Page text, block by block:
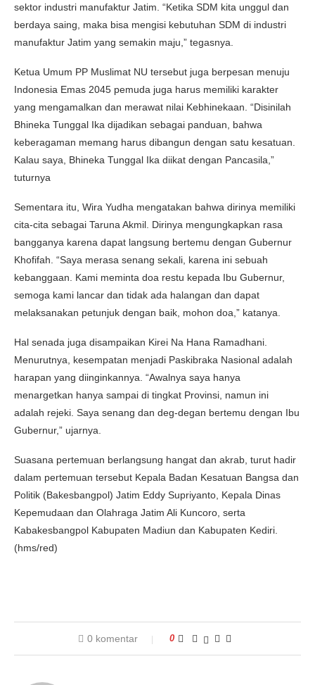
sektor industri manufaktur Jatim. “Ketika SDM kita unggul dan
berdaya saing, maka bisa mengisi kebutuhan SDM di industri
manufaktur Jatim yang semakin maju,” tegasnya.
Ketua Umum PP Muslimat NU tersebut juga berpesan menuju
Indonesia Emas 2045 pemuda juga harus memiliki karakter
yang mengamalkan dan merawat nilai Kebhinekaan. “Disinilah
Bhineka Tunggal Ika dijadikan sebagai panduan, bahwa
keberagaman memang harus dibangun dengan satu kesatuan.
Kalau saya, Bhineka Tunggal Ika diikat dengan Pancasila,”
tuturnya
Sementara itu, Wira Yudha mengatakan bahwa dirinya memiliki
cita-cita sebagai Taruna Akmil. Dirinya mengungkapkan rasa
bangganya karena dapat langsung bertemu dengan Gubernur
Khofifah. “Saya merasa senang sekali, karena ini sebuah
kebanggaan. Kami meminta doa restu kepada Ibu Gubernur,
semoga kami lancar dan tidak ada halangan dan dapat
melaksanakan petunjuk dengan baik, mohon doa,” katanya.
Hal senada juga disampaikan Kirei Na Hana Ramadhani.
Menurutnya, kesempatan menjadi Paskibraka Nasional adalah
harapan yang diinginkannya. “Awalnya saya hanya
menargetkan hanya sampai di tingkat Provinsi, namun ini
adalah rejeki. Saya senang dan deg-degan bertemu dengan Ibu
Gubernur,” ujarnya.
Suasana pertemuan berlangsung hangat dan akrab, turut hadir
dalam pertemuan tersebut Kepala Badan Kesatuan Bangsa dan
Politik (Bakesbangpol) Jatim Eddy Supriyanto, Kepala Dinas
Kepemudaan dan Olahraga Jatim Ali Kuncoro, serta
Kabakesbangpol Kabupaten Madiun dan Kabupaten Kediri.
(hms/red)
0 komentar 0